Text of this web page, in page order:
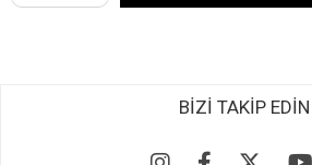
BİZİ TAKİP EDİN